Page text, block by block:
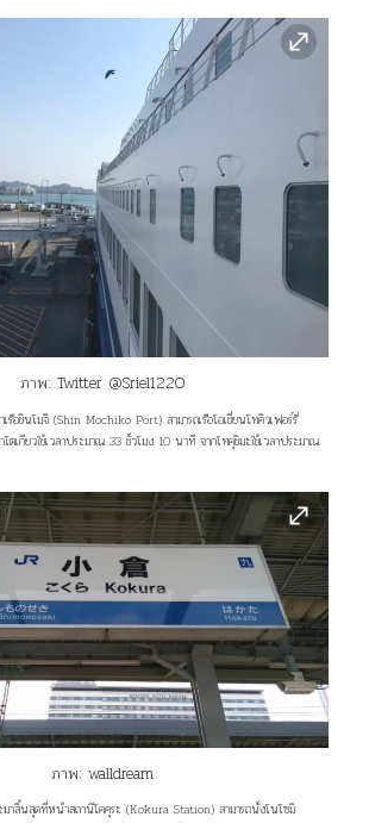
ภาพ: Twitter @Sriel122O
เรือชินโมจิ (Shin Mochiko Port) สามารถเรือโอเชี่ยนโทคิวเฟอร์รี่
เกียวใช้เวลาประมาณ 33 ชั่วโมง 10 นาที จากโทคุชิมะใช้เวลาประมาณ
ภาพ: walldream
มาสิ้นสุดที่หน้าสถานีโคคุระ (Kokura Station) สามารถนั่งโนโซมิ